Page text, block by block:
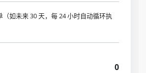
（如未来 30 天，每 24 小时自动循环执
0